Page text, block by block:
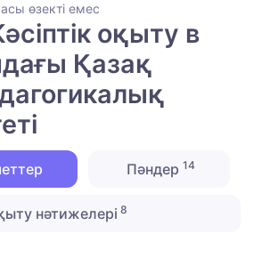
өзекті емес
оқыту в
Қазақ
Пәндер 14
нәтижелері 8